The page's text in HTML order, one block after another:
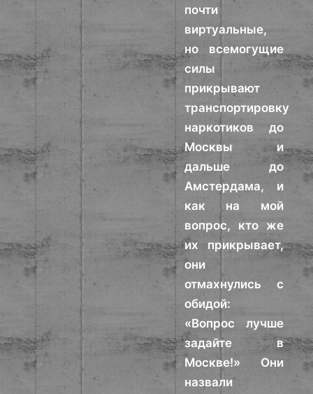
почти
виртуальные,
но всемогущие
силы
прикрывают
транспортировку
наркотиков до
Москвы и
дальше до
Амстердама, и
как на мой
вопрос, кто же
их прикрывает,
они
отмахнулись с
обидой:
«Вопрос лучше
задайте в
Москве!» Они
назвали